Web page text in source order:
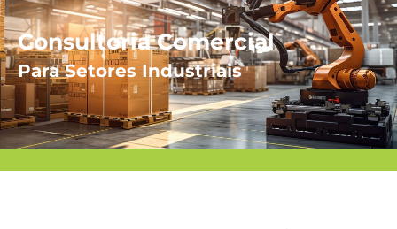
Consultoria Comercial
ParaSetores Industriais